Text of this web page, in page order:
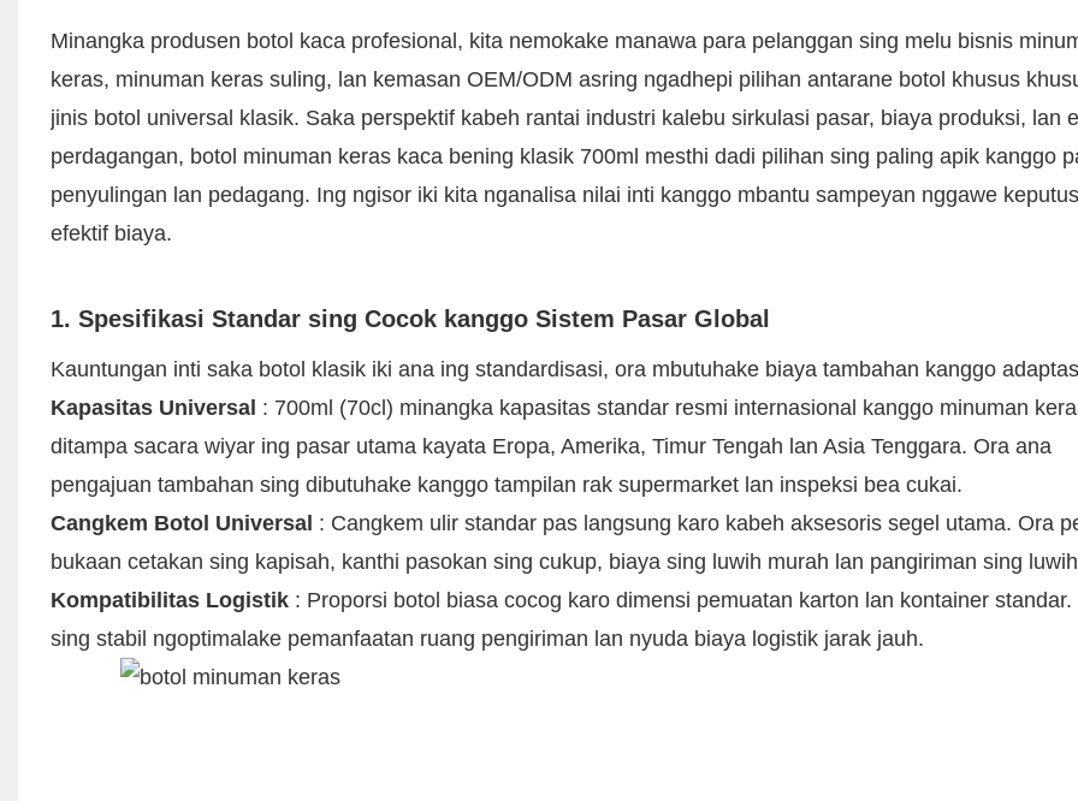
Minangka produsen botol kaca profesional, kita nemokake manawa para pelanggan sing melu bisnis
keras, minuman keras suling, lan kemasan OEM/ODM asring ngadhepi pilihan antarane botol khusus
jinis botol universal klasik. Saka perspektif kabeh rantai industri kalebu sirkulasi pasar, biaya produksi, lan
perdagangan, botol minuman keras kaca bening klasik 700ml mesthi dadi pilihan sing paling apik kanggo
penyulingan lan pedagang. Ing ngisor iki kita nganalisa nilai inti kanggo mbantu sampeyan nggawe
efektif biaya.
1. Spesifikasi Standar sing Cocok kanggo Sistem Pasar Global
Kauntungan inti saka botol klasik iki ana ing standardisasi, ora mbutuhake biaya tambahan kanggo
Kapasitas Universal : 700ml (70cl) minangka kapasitas standar resmi internasional kanggo minuman
ditampa sacara wiyar ing pasar utama kayata Eropa, Amerika, Timur Tengah lan Asia Tenggara. Ora ana
pengajuan tambahan sing dibutuhake kanggo tampilan rak supermarket lan inspeksi bea cukai.
Cangkem Botol Universal : Cangkem ulir standar pas langsung karo kabeh aksesoris segel utama. Ora
bukaan cetakan sing kapisah, kanthi pasokan sing cukup, biaya sing luwih murah lan pangiriman sing
Kompatibilitas Logistik: Proporsi botol biasa cocog karo dimensi pemuatan karton lan kontainer standar.
sing stabil ngoptimalake pemanfaatan ruang pengiriman lan nyuda biaya logistik jarak jauh.